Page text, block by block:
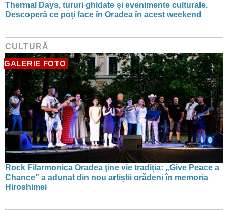
Thermal Days, tururi ghidate și evenimente culturale.
Descoperă ce poți face în Oradea în acest weekend
CULTURĂ
GALERIE FOTO
Rock Filarmonica Oradea ţine vie tradiția: „Give Peace a
Chance” a adunat din nou artiștii orădeni în memoria
Hiroshimei